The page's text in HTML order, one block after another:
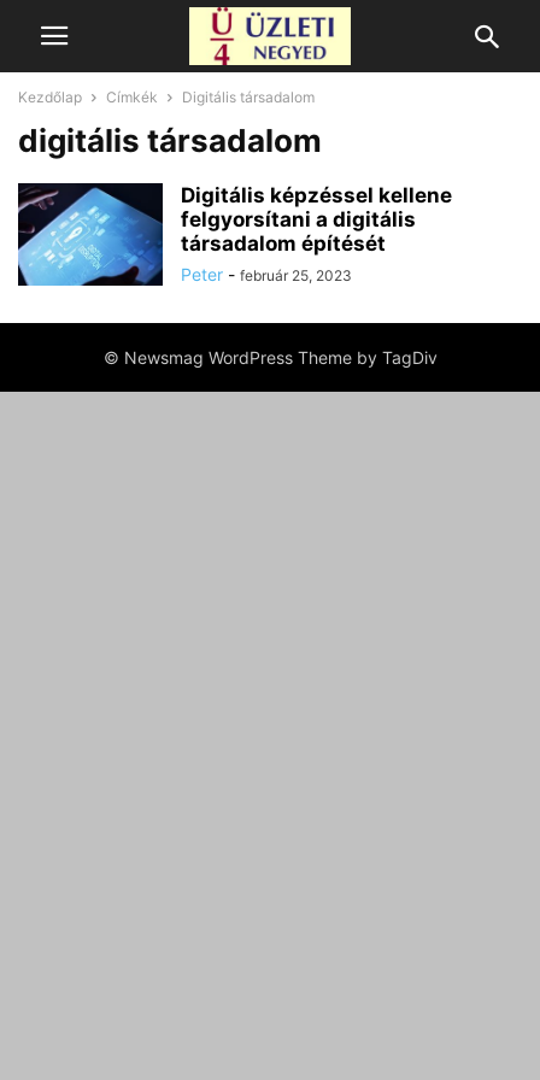
Kezdőlap Címkék Digitális társadalom
digitális társadalom
Digitális képzéssel kellene
felgyorsítani a digitális
társadalom építését
Peter - február 25, 2023
© Newsmag WordPress Theme by TagDiv